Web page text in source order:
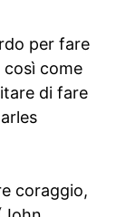
per fare
così come
di fare
coraggio,